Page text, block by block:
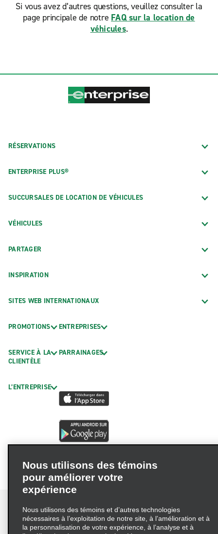
Si vous avez d’autres questions, veuillez consulter la
page principale de notre FAQ sur la location de
véhicules.
RÉSERVATIONS
ENTERPRISE PLUS®
SUCCURSALES DE LOCATION DE VÉHICULES
VÉHICULES
PARTAGER
INSPIRATION
SITES WEB INTERNATIONAUX
PROMOTIONS
SERVICE À LA
CLIENTÈLE
L’ENTREPRISE
ENTREPRISES
PARRAINAGES
Nous utilisons des témoins
pour améliorer votre
expérience
Nous utilisons des témoins et d’autres technologies
nécessaires à l’exploitation de notre site, à l’amélioration et à
la personnalisation de votre expérience, à l’analyse et à